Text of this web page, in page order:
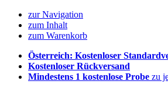
zur Navigation
zum Inhalt
zum Warenkorb
Österreich: Kostenloser
Kostenloser Rückversand
Mindestens 1 kostenlose Probe zu